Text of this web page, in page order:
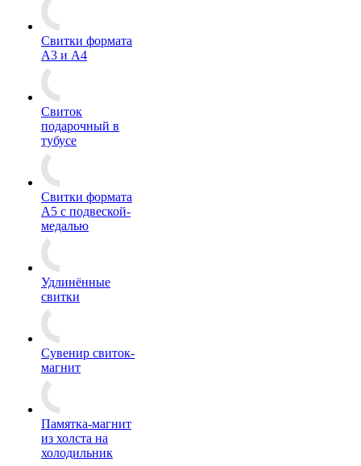
Свитки формата
А3 и А4
Свиток
подарочный в
тубусе
Свитки формата
А5 с подвеской-
медалью
Удлинённые
свитки
Сувенир свиток-
магнит
Памятка-магнит
из холста на
холодильник